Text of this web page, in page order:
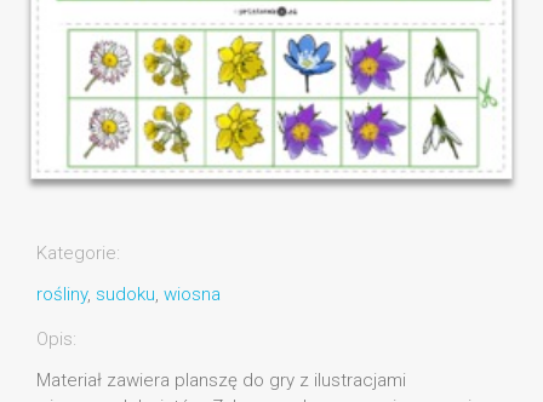
Kategorie:
rośliny, sudoku, wiosna
Opis:
Materiał zawiera planszę do gry z ilustracjami